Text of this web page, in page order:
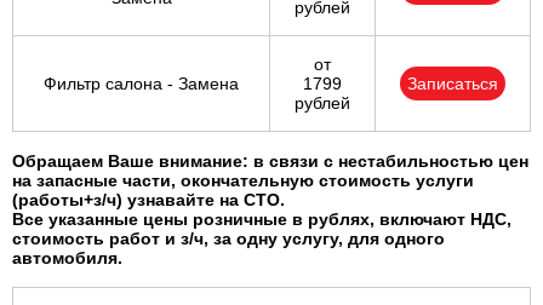
рублей
Фильтр салона - Замена
от
1799
рублей
Записаться
Обращаем Ваше внимание: в связи с нестабильностью цен
на запасные части, окончательную стоимость услуги
(работы+з/ч) узнавайте на СТО.
Все указанные цены розничные в рублях, включают НДС,
стоимость работ и з/ч, за одну услугу, для одного
автомобиля.